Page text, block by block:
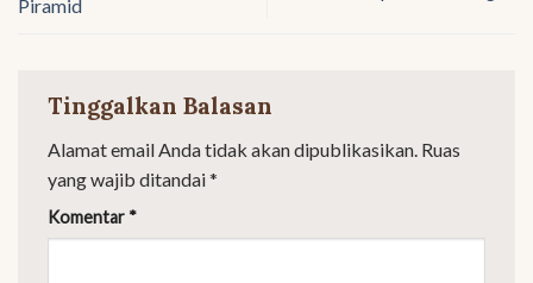
Piramid
Tinggalkan Balasan
Alamat email Anda tidak akan dipublikasikan. Ruas
yang wajib ditandai*
Komentar *